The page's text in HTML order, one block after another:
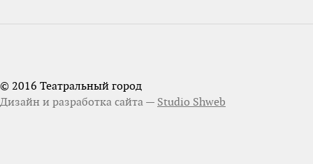
© 2016 Театральный город
Дизайн и разработка сайта — Studio Shweb